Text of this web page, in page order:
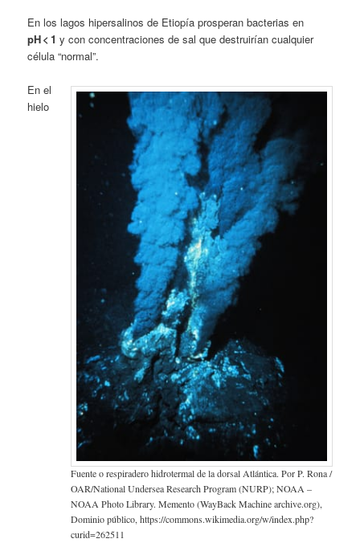
En los lagos hipersalinos de Etiopía prosperan bacterias en
pH < 1 y con concentraciones de sal que destruirían cualquier
célula “normal”.
Fuente o respiradero hidrotermal de la dorsal Atlántica. Por P. Rona /
OAR/National Undersea Research Program (NURP); NOAA –
NOAA Photo Library. Memento (WayBack Machine archive.org),
Dominio público, https://commons.wikimedia.org/w/index.php?
curid=262511
En el
hielo